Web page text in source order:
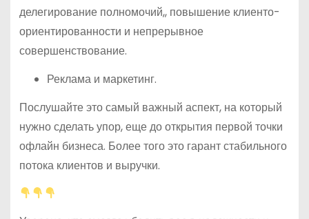
делегирование полномочий,, повышение клиенто-
ориентированности и непрерывное
совершенствование.
Реклама и маркетинг.
Послушайте это самый важный аспект, на который
нужно сделать упор, еще до открытия первой точки
офлайн бизнеса. Более того это гарант стабильного
потока клиентов и выручки.